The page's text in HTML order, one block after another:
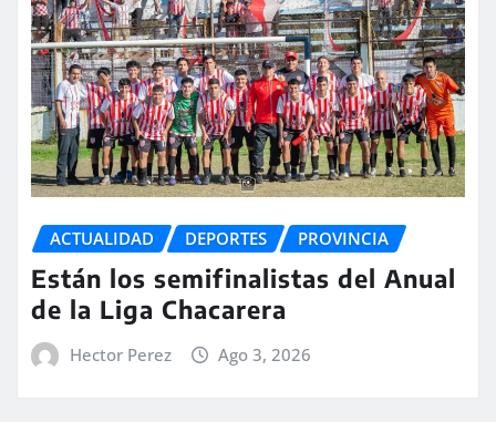
ACTUALIDAD DEPORTES PROVINCIA
Están los semifinalistas del Anual
de la Liga Chacarera
Hector Perez Ago 3, 2026